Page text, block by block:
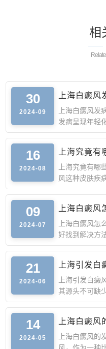
相
30
2024-09
上海白癜风
上海白癜风发
发病呈现年轻
原因很是复杂
16
2024-08
上海究竟有
上海究竟有哪
风这种皮肤疾
而，导致这一
09
2024-07
上海白癜风
上海白癜风怎
好找到解决方
肤色素脱失性
21
2024-06
上海引发白
上海引发白癜
其源头不可缺
现，其导致白
14
2024-05
上海白癜风
上海白癜风的
风，作为一种